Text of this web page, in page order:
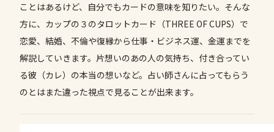
ことはあるけど、自分でもカードの意味を知りたい。そんな
方に、カップの３のタロットカード（THREE OF CUPS）で
恋愛、結婚、不倫や復縁から仕事・ビジネス運、金運までを
解説していきます。片想いのあの人の気持ち、付き合ってい
る彼（カレ）の本当の想いなど。占い師さんに占ってもらう
のとはまた違った視点で見ることが出来ます。